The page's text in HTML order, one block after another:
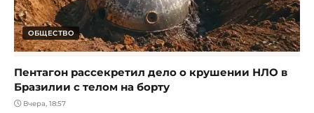
ОБЩЕСТВО
Пентагон рассекретил дело о крушении НЛО в
Бразилии с телом на борту
Вчера, 18:57